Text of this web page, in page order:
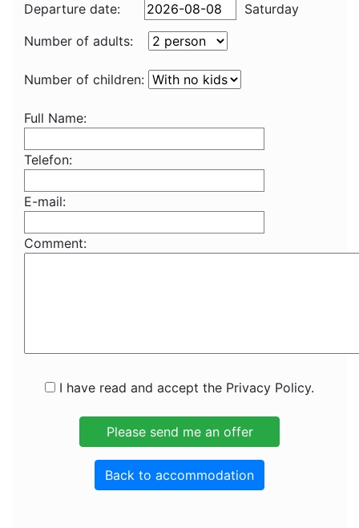
Departure date:
Saturday
Number of adults:
Number of children:
Full Name:
Telefon:
E-mail:
Comment:
I have read and accept the Privacy Policy.
Back to accommodation